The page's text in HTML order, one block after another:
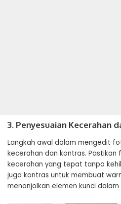
3. Penyesuaian Kecerahan
Langkah awal dalam mengedit
kecerahan dan kontras.
kecerahan yang tepat tanpa
juga kontras untuk membuat
menonjolkan elemen kunci